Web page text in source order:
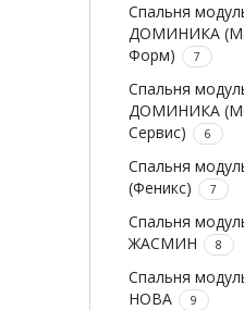
Спальня
ДОМИНИКА
Форм)
7
Спальня
ДОМИНИКА
Сервис)
6
Спальня
(Феникс)
7
Спальня
ЖАСМИН
8
Спальня
НОВА
9